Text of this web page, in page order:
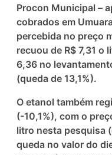
Procon Municipal –
cobrados em
percebida no preço
recuou de R$ 7,31 o
6,36 no
(queda de 13,1%).
O etanol também
(-10,1%), com o
litro nesta pesquisa
queda no valor do